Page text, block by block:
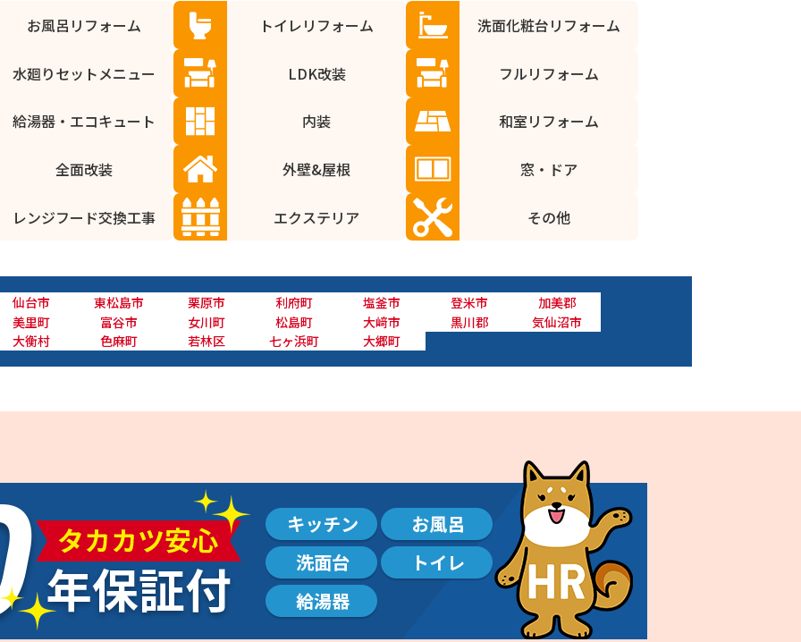
お風呂リフォーム トイレリフォーム 洗面化粧台リフォーム
水廻りセットメニュー LDK改装 フルリフォーム
給湯器・エコキュート 内装 和室リフォーム
全面改装 外壁&屋根 窓・ドア
レンジフード交換工事 エクステリア その他
仙台市 東松島市 栗原市 利府町 塩釜市 登米市
加美郡
美里町
富谷市 女川町 松島町 大﨑市 黒川郡
気仙沼市
大衡村
色麻町 若林区 七ヶ浜町 大郷町